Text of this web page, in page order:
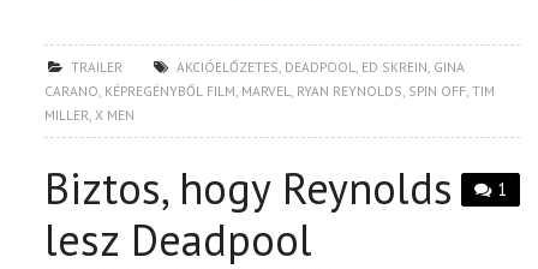
TRAILER AKCIÓELŐZETES DEADPOOL ED SKREIN GINA
CARANO KÉPREGÉNYBŐL FILM MARVEL RYAN REYNOLDS SPIN OFF ,TIM
MILLER X MEN
1
Biztos, hogy Reynolds
lesz Deadpool